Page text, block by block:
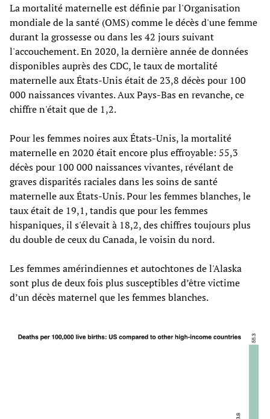
La mortalité maternelle est définie par l'Organisation
mondiale de la santé (OMS) comme le décès d'une femme
durant la grossesse ou dans les 42 jours suivant
l'accouchement. En 2020, la dernière année de données
disponibles auprès des CDC, le taux de mortalité
maternelle aux États-Unis était de 23,8 décès pour 100
000 naissances vivantes. Aux Pays-Bas en revanche, ce
chiffre n'était que de 1,2.
Pour les femmes noires aux États-Unis, la mortalité
maternelle en 2020 était encore plus effroyable: 55,3
décès pour 100 000 naissances vivantes, révélant de
graves disparités raciales dans les soins de santé
maternelle aux États-Unis. Pour les femmes blanches, le
taux était de 19,1, tandis que pour les femmes
hispaniques, il s'élevait à 18,2, des chiffres toujours plus
du double de ceux du Canada, le voisin du nord.
Les femmes amérindiennes et autochtones de l'Alaska
sont plus de deux fois plus susceptibles d’être victime
d’un décès maternel que les femmes blanches.